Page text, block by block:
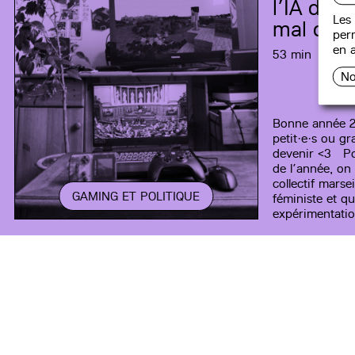
en
GAMING ET POLITIQUE
l’IA
mal ou
53 min
Bonne année
petit·e·s ou
devenir <3
de l’année,
collectif
féministe et